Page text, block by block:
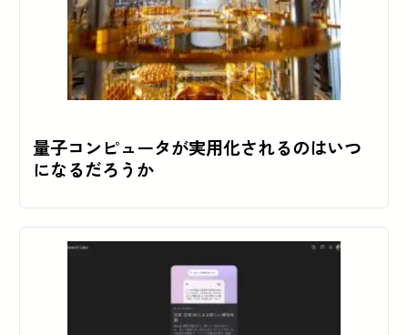
量子コンピュータが実用化されるのはいつ
になるだろうか